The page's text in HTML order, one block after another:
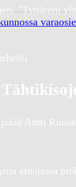
”Tyttäreni
pitää Antti
etuajassa